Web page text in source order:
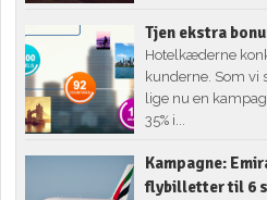
Tjen ekstra
Hotelkæderne
kunderne. Som vi
lige nu en
35% i...
Kampagne:
flybilletter til 6